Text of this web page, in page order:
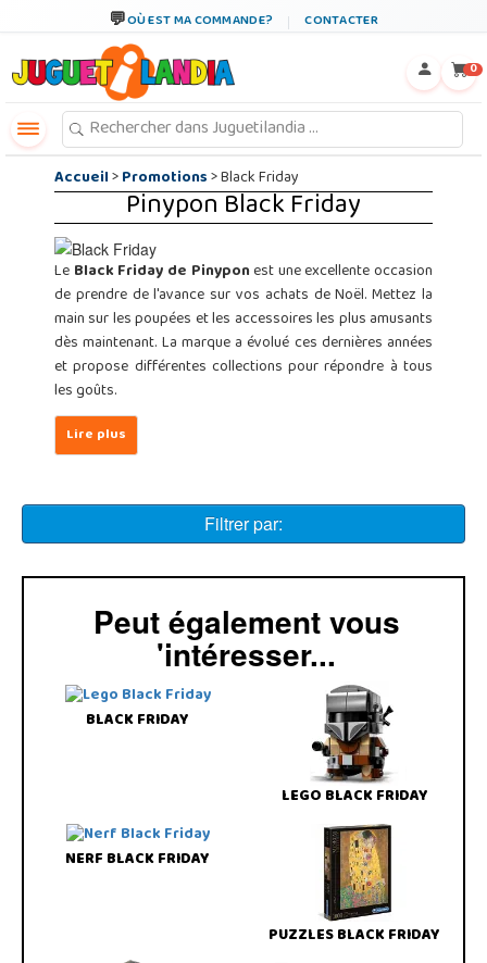
OÙ EST MA COMMANDE? CONTACTER
0
Accueil>Promotions> Black Friday
Pinypon Black Friday
LeBlack Friday de Pinyponest une excellente occasion
de prendre de l'avance sur vos achats de Noël. Mettez la
main sur les poupées et les accessoires les plus amusants
dès maintenant. La marque a évolué ces dernières années
et propose différentes collections pour répondre à tous
les goûts.
Filtrer par:
Peut également vous
'intéresser...
BLACK FRIDAY
LEGO BLACK FRIDAY
NERF BLACK FRIDAY
PUZZLES BLACK FRIDAY